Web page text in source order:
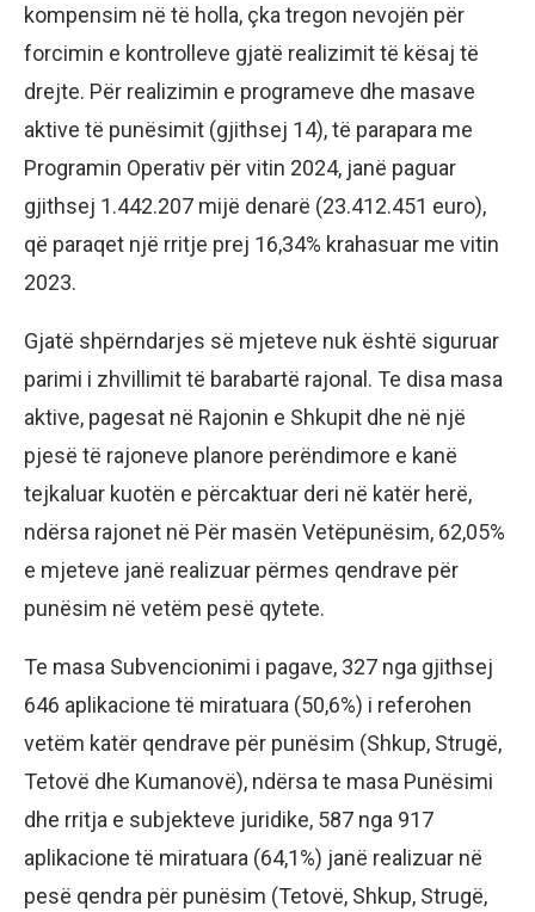
kompensim në të holla, çka tregon nevojën për
forcimin e kontrolleve gjatë realizimit të kësaj të
drejte. Për realizimin e programeve dhe masave
aktive të punësimit (gjithsej 14), të parapara me
Programin Operativ për vitin 2024, janë paguar
gjithsej 1.442.207 mijë denarë (23.412.451 euro),
që paraqet një rritje prej 16,34% krahasuar me vitin
2023.
Gjatë shpërndarjes së mjeteve nuk është siguruar
parimi i zhvillimit të barabartë rajonal. Te disa masa
aktive, pagesat në Rajonin e Shkupit dhe në një
pjesë të rajoneve planore perëndimore e kanë
tejkaluar kuotën e përcaktuar deri në katër herë,
ndërsa rajonet në Për masën Vetëpunësim, 62,05%
e mjeteve janë realizuar përmes qendrave për
punësim në vetëm pesë qytete.
Te masa Subvencionimi i pagave, 327 nga gjithsej
646 aplikacione të miratuara (50,6%) i referohen
vetëm katër qendrave për punësim (Shkup, Strugë,
Tetovë dhe Kumanovë), ndërsa te masa Punësimi
dhe rritja e subjekteve juridike, 587 nga 917
aplikacione të miratuara (64,1%) janë realizuar në
pesë qendra për punësim (Tetovë, Shkup, Strugë,